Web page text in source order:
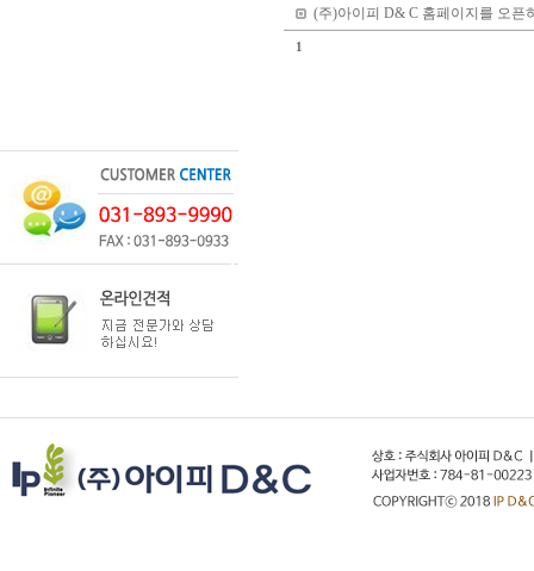
(주)아이피 D& C 홈페이지를 오픈
1